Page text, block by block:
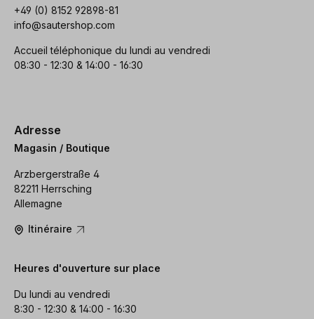
+49 (0) 8152 92898-81
info@sautershop.com
Accueil téléphonique du lundi au vendredi
08:30 - 12:30 & 14:00 - 16:30
Adresse
Magasin / Boutique
Arzbergerstraße 4
82211 Herrsching
Allemagne
Itinéraire
Heures d'ouverture sur place
Du lundi au vendredi
8:30 - 12:30 & 14:00 - 16:30